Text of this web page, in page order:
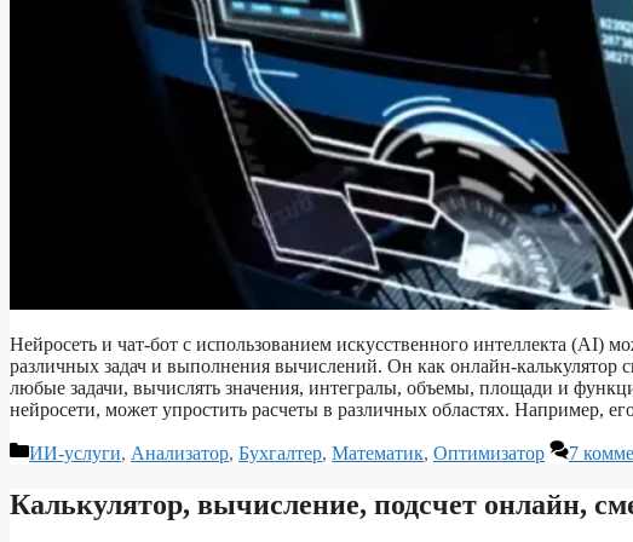
Нейросеть и чат-бот с использованием искусственного интеллекта (AI)
различных задач и выполнения вычислений. Он как онлайн-калькулятор
любые задачи, вычислять значения, интегралы, объемы, площади и
нейросети, может упростить расчеты в различных областях. Например,
Рубрики
ИИ-услуги, Анализатор, Бухгалтер, Математик, Оптимизатор 7
Калькулятор, вычисление, подсчет онлайн,